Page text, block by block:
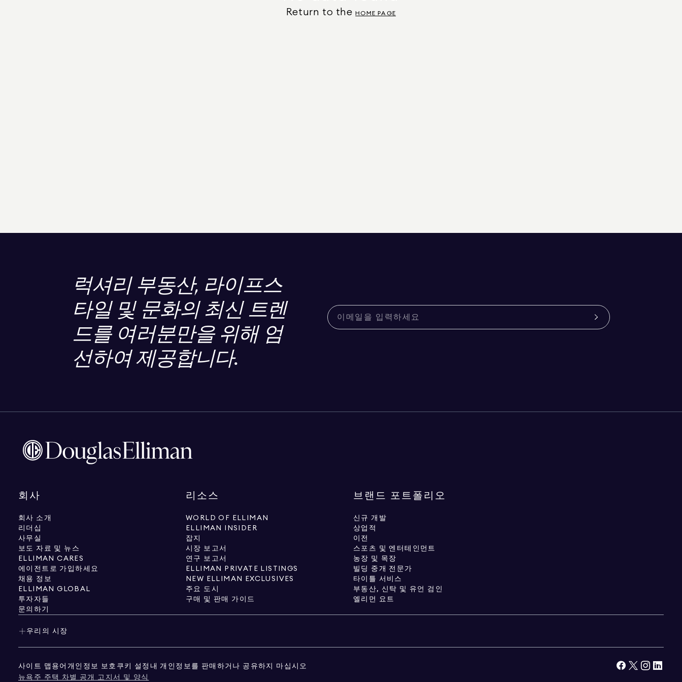
Return to the HOME PAGE
럭셔리 부동산, 라이프스
타일 및 문화의 최신 트렌
드를 여러분만을 위해 엄
선하여 제공합니다.
회사
회사 소개
리더십
사무실
보도 자료 및 뉴스
ELLIMAN CARES
에이전트로 가입하세요
채용 정보
ELLIMAN GLOBAL
투자자들
문의하기
리소스
WORLD OF ELLIMAN
ELLIMAN INSIDER
잡지
시장 보고서
연구 보고서
ELLIMAN PRIVATE LISTINGS
NEW ELLIMAN EXCLUSIVES
주요 도시
구매 및 판매 가이드
브랜드 포트폴리오
신규 개발
상업적
이전
스포츠 및 엔터테인먼트
농장 및 목장
빌딩 중개 전문가
타이틀 서비스
부동산, 신탁 및 유언 검인
엘리먼 요트
우리의 시장
사이트 맵 용어 개인정보 보호 쿠키 설정 내 개인정보를 판매하거나 공유하지 마십시오
뉴욕주 주택 차별 공개 고지서 및 양식